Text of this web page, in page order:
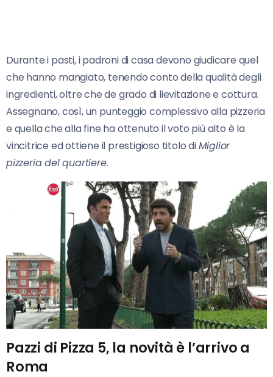
Durante i pasti, i padroni di casa devono giudicare quel
che hanno mangiato, tenendo conto della qualità degli
ingredienti, oltre che de grado di lievitazione e cottura.
Assegnano, così, un punteggio complessivo alla pizzeria
e quella che alla fine ha ottenuto il voto più alto è la
vincitrice ed ottiene il prestigioso titolo diMiglior
pizzeria del quartiere.
Pazzi di Pizza 5, la novità è l’arrivo a
Roma